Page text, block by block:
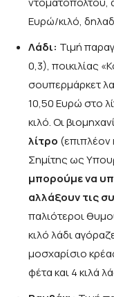
Ευρώ/κιλό,
Λάδι: Τιμή
0,3), ποικιλίας
σουπερμάρκετ
10,50 Ευρώ στο
κιλό. Οι
λίτρο (επιπλέον
Σημίτης ως
μπορούμε να
αλλάξουν τις
παλιότεροι
κιλό λάδι
μοσχαρίσιο
φέτα και 4 κιλά